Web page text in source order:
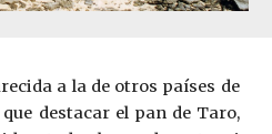
a la de otros países de
destacar el pan de Taro,